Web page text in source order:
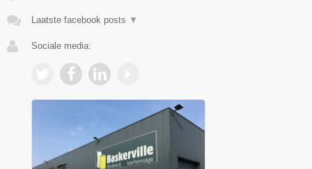
Laatste facebook posts ▼
Sociale media: